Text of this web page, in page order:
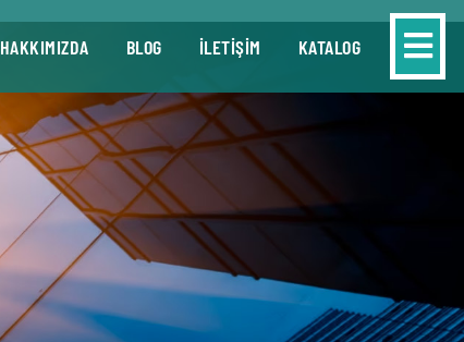
HAKKIMIZDA BLOG İLETİŞİM KATALOG